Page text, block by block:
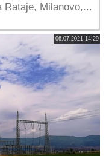
Rataje, Milanovo,...
06.07.2021 14:29